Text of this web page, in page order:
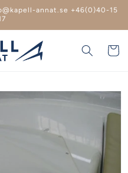
annat.se +46(0)40-15